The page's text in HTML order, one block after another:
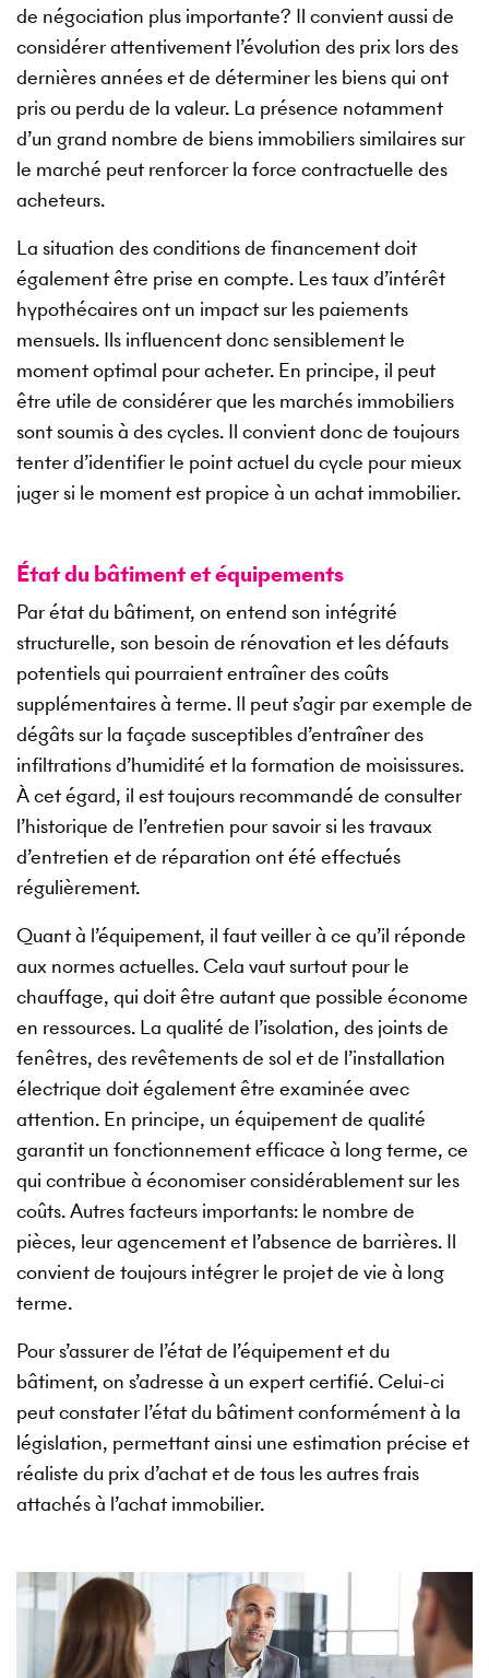
de négociation plus importante? Il convient aussi de
considérer attentivement l’évolution des prix lors des
dernières années et de déterminer les biens qui ont
pris ou perdu de la valeur. La présence notamment
d’un grand nombre de biens immobiliers similaires sur
le marché peut renforcer la force contractuelle des
acheteurs.
La situation des conditions de financement doit
également être prise en compte. Les taux d’intérêt
hypothécaires ont un impact sur les paiements
mensuels. Ils influencent donc sensiblement le
moment optimal pour acheter. En principe, il peut
être utile de considérer que les marchés immobiliers
sont soumis à des cycles. Il convient donc de toujours
tenter d’identifier le point actuel du cycle pour mieux
juger si le moment est propice à un achat immobilier.
État du bâtiment et équipements
Par état du bâtiment, on entend son intégrité
structurelle, son besoin de rénovation et les défauts
potentiels qui pourraient entraîner des coûts
supplémentaires à terme. Il peut s’agir par exemple de
dégâts sur la façade susceptibles d’entraîner des
infiltrations d’humidité et la formation de moisissures.
À cet égard, il est toujours recommandé de consulter
l’historique de l’entretien pour savoir si les travaux
d’entretien et de réparation ont été effectués
régulièrement.
Quant à l’équipement, il faut veiller à ce qu’il réponde
aux normes actuelles. Cela vaut surtout pour le
chauffage, qui doit être autant que possible économe
en ressources. La qualité de l’isolation, des joints de
fenêtres, des revêtements de sol et de l’installation
électrique doit également être examinée avec
attention. En principe, un équipement de qualité
garantit un fonctionnement efficace à long terme, ce
qui contribue à économiser considérablement sur les
coûts. Autres facteurs importants: le nombre de
pièces, leur agencement et l’absence de barrières. Il
convient de toujours intégrer le projet de vie à long
terme.
Pour s’assurer de l’état de l’équipement et du
bâtiment, on s’adresse à un expert certifié. Celui-ci
peut constater l’état du bâtiment conformément à la
législation, permettant ainsi une estimation précise et
réaliste du prix d’achat et de tous les autres frais
attachés à l’achat immobilier.